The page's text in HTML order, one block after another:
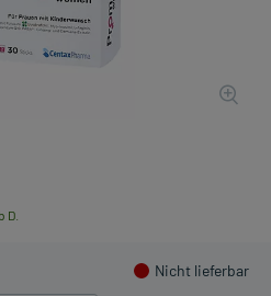
D.
Nicht lieferbar